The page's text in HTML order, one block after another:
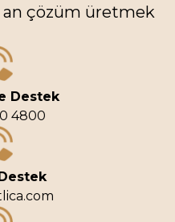
an çözüm üretmek
Destek
4800